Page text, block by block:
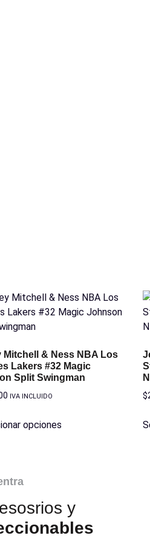
Mitchell & Ness NBA Los
Lakers #32 Magic
Split Swingman
IVA INCLUIDO
opciones
$
y